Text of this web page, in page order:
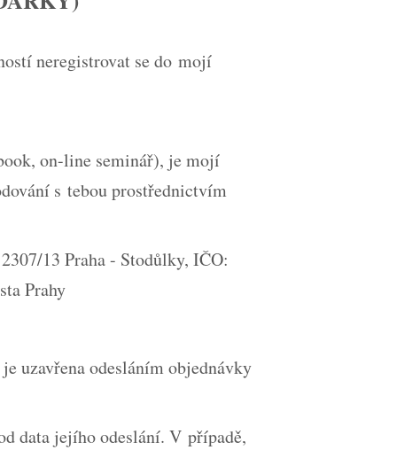
neregistrovat se do mojí
on-line seminář), je mojí
s tebou prostřednictvím
13 Praha - Stodůlky, IČO:
Prahy
uzavřena odesláním objednávky
data jejího odeslání. V případě,